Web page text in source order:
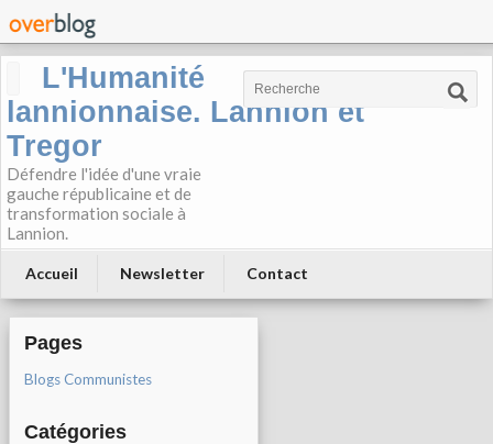
L'Humanité
lannionnaise. Lannion et
Tregor
Défendre l'idée d'une vraie
gauche républicaine et de
transformation sociale à
Lannion.
Accueil Newsletter Contact
Pages
Blogs Communistes
Catégories